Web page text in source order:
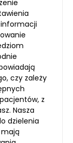
czy zależy
z
Nasza
dzielenia